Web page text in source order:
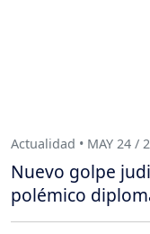
Actualidad • MAY 24 /
Nuevo golpe
polémico